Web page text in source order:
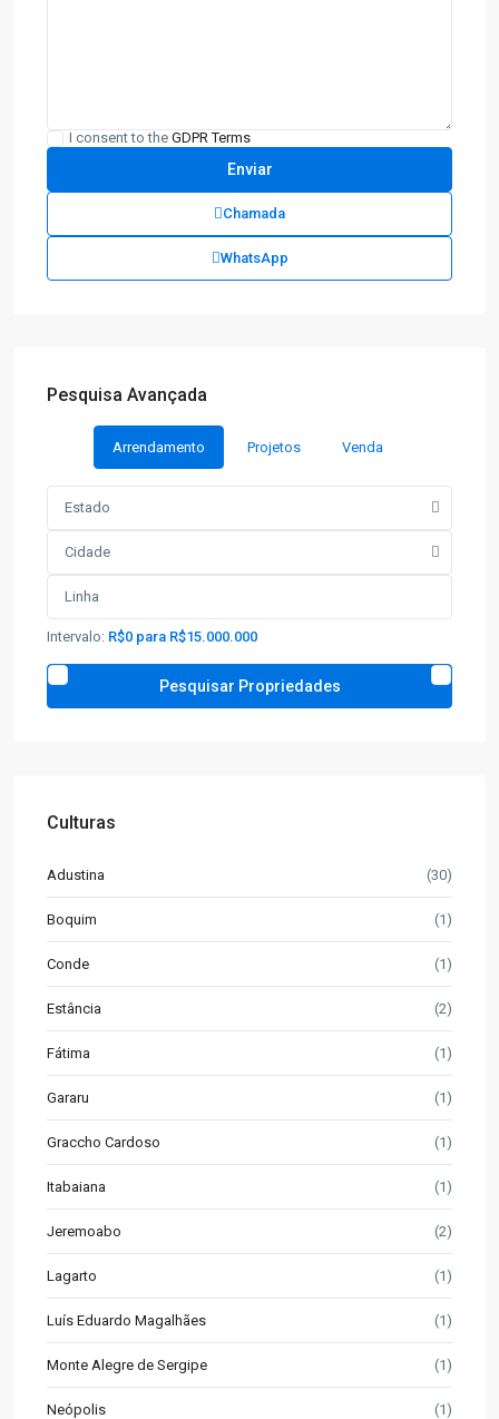
I consent to the GDPR Terms
Chamada
WhatsApp
Pesquisa Avançada
Arrendamento Projetos Venda
Estado
Cidade
Intervalo: R$0 para R$15.000.000
Culturas
Adustina (30)
Boquim (1)
Conde (1)
Estância (2)
Fátima (1)
Gararu (1)
Graccho Cardoso (1)
Itabaiana (1)
Jeremoabo (2)
Lagarto (1)
Luís Eduardo Magalhães (1)
Monte Alegre de Sergipe (1)
Neópolis (1)